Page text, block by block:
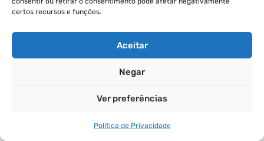
certos recursos e funções.
Aceitar
Negar
Ver preferências
Política de Privacidade
Cedar Shad Industries:
Kits Híbridos E Apelo
Visual
híbridos que ficam entre galpões e casas de
começam em $.000. A montagem é simples, pois